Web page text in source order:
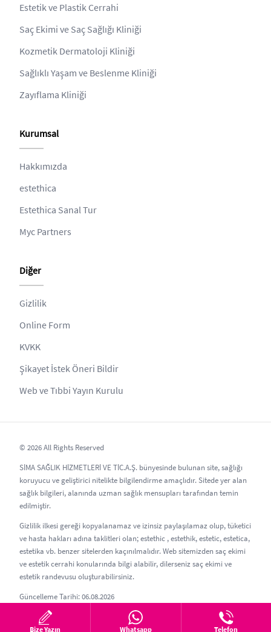
Estetik ve Plastik Cerrahi
Saç Ekimi ve Saç Sağlığı Kliniği
Kozmetik Dermatoloji Kliniği
Sağlıklı Yaşam ve Beslenme Kliniği
Zayıflama Kliniği
Kurumsal
Hakkımızda
estethica
Estethica Sanal Tur
Myc Partners
Diğer
Gizlilik
Online Form
KVKK
Şikayet İstek Öneri Bildir
Web ve Tıbbi Yayın Kurulu
© 2026 All Rights Reserved
SİMA SAĞLIK HİZMETLERİ VE TİC.A.Ş. bünyesinde bulunan site, sağlığı
koruyucu ve geliştirici nitelikte bilgilendirme amaçlıdır. Sitede yer alan
sağlık bilgileri, alanında uzman sağlık mensupları tarafından temin
edilmiştir.
Gizlilik ilkesi gereği kopyalanamaz ve izinsiz paylaşılamaz olup, tüketici
ve hasta hakları adına taklitleri olan; estethic , estethik, estetic, estetica,
estetika vb. benzer sitelerden kaçınılmalıdır. Web sitemizden saç ekimi
ve estetik cerrahi konularında bilgi alabilir, dilerseniz saç ekimi ve
estetik randevusu oluşturabilirsiniz.
Güncelleme Tarihi: 06.08.2026
Bize Yazın Whatsapp Telefon